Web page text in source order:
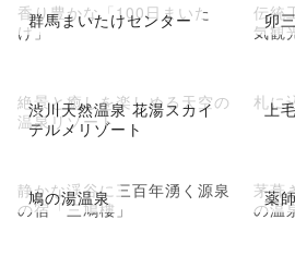
群馬まいたけセンター
香り豊かな「100日まいた
け」
卯
伝統
気観
渋川天然温泉 花湯スカイ
テルメリゾート
絶景と癒しを楽しめる天空の
温泉リゾート
上
札に
鳩の湯温泉
静かな渓谷に三百年湧く源泉
の宿「三鳩樓」
薬
茅葺
の温